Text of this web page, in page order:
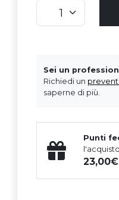
Sei un
Richiedi un
saperne di più.
Punti
23,00